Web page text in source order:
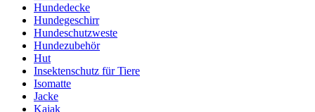
Hundedecke
Hundegeschirr
Hundeschutzweste
Hundezubehör
Hut
Insektenschutz für Tiere
Isomatte
Jacke
Kajak